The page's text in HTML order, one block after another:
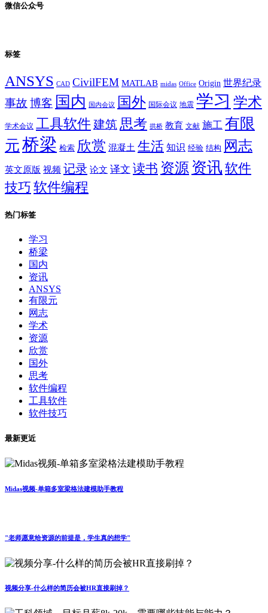
微信公众号
标签
ANSYS CAD CivilFEM MATLAB midas Office Origin 世界纪录
事故 博客 国内 国内会议 国外 国际会议 地震 学习 学术
学术会议 工具软件建筑 思考 拱桥 教育 文献 施工 有限
元桥梁 检索 欣赏 混凝土 生活 知识 经验 结构 网志
英文原版 视频 记录 论文 译文 读书 资源 资讯 软件
技巧 软件编程
热门标签
学习
桥梁
国内
资讯
ANSYS
有限元
网志
学术
资源
欣赏
国外
思考
软件编程
工具软件
软件技巧
最新更近
Midas视频-单箱多室梁格法建模助手教程
"老师愿意给资源的前提是，学生真的想学"
视频分享-什么样的简历会被HR直接刷掉？